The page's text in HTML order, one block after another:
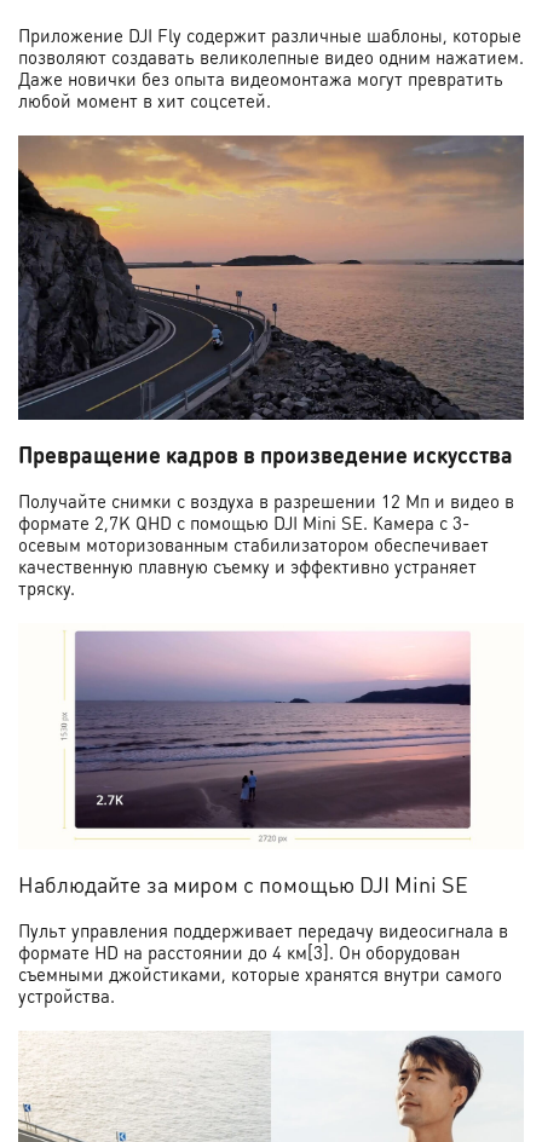
Приложение DJI Fly содержит различные шаблоны, которые
позволяют создавать великолепные видео одним нажатием.
Даже новички без опыта видеомонтажа могут превратить
любой момент в хит соцсетей.
Превращение кадров в произведение искусства
Получайте снимки с воздуха в разрешении 12 Мп и видео в
формате 2,7K QHD с помощью DJI Mini SE. Камера с 3-
осевым моторизованным стабилизатором обеспечивает
качественную плавную съемку и эффективно устраняет
тряску.
Наблюдайте за миром с помощью DJI Mini SE
Пульт управления поддерживает передачу видеосигнала в
формате HD на расстоянии до 4 км[3]. Он оборудован
съемными джойстиками, которые хранятся внутри самого
устройства.